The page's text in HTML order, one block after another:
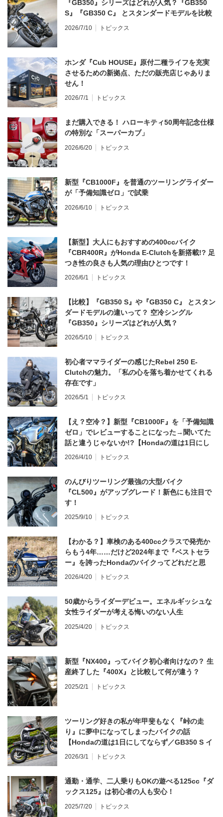
『GB350』シリーズはどれが人気？『GB350
S』『GB350 C』 とスタンダードモデルを比較
2026/7/10 トピックス
ホンダ『Cub HOUSE』原付二種ライフを充実
させるための新拠点、ただの販売店じゃありま
せん！
2026/7/1 トピックス
まだ購入できる！ ハローキティ50周年記念仕様
の特別な「スーパーカブ」
2026/6/20 トピックス
新型『CB1000F』を普通のツーリングライダー
が「予備知識ゼロ」で試乗
2026/6/10 トピックス
【新型】大人にもおすすめの400ccバイク
『CBR400R』がHonda E-Clutchを新搭載!? 足
つき性の良さも人気の理由ひとつです！
2026/6/1 トピックス
【比較】『GB350 S』や『GB350 C』 とスタン
ダードモデルの違いって？ 空冷シングル
『GB350』シリーズはどれが人気？
2026/5/10 トピックス
初心者ママライダーの感じたRebel 250 E-
Clutchの魅力。「私の心を落ち着かせてくれる
存在です」
2026/5/1 トピックス
【え？空冷？】新型『CB1000F』を「予備知識
ゼロ」でレビューすることになった→聞いてた
話と違うじゃないか!?【Hondaの道は1日にし
てならず／CB1000F ①第一印象 編】
2026/4/10 トピックス
のんびりツーリング最強の大型バイク
『CL500』がアップグレード！新色にも注目で
す！
2025/9/10 トピックス
【わかる？】車検のある400ccクラスで発売か
らもう4年……だけど2024年まで『ベストセラ
ー』を誇ったHondaのバイクってどれだと思
う？
2026/4/20 トピックス
50歳からライダーデビュー。エネルギッシュな
女性ライダーが考える悔いのない人生
2025/4/20 トピックス
新型『NX400』ってバイク初心者向けなの？ 生
産終了した『400X』と比較して何が違う？
2025/2/1 トピックス
ツーリング好きの私が年甲斐もなく『峠の走
り』に夢中になってしまったバイクの話
【Hondaの道は1日にしてならず／GB350 S イ
ンプレ・レビュー 前編】
2026/3/1 トピックス
通勤・通学、二人乗りもOKの遊べる125cc『ダ
ックス125』は初心者の人も安心！
2025/7/20 トピックス